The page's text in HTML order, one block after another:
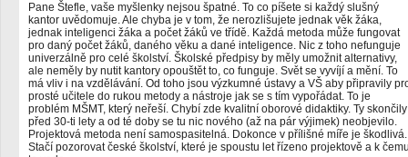
Pane Štefle, vaše myšlenky nejsou špatné. To co píšete si každý slušný
kantor uvědomuje. Ale chyba je v tom, že nerozlišujete jednak věk žáka,
jednak inteligenci žáka a počet žáků ve třídě. Každá metoda může fungovat
pro daný počet žáků, daného věku a dané inteligence. Nic z toho nefunguje
univerzálně pro celé školství. Školské předpisy by měly umožnit alternativy,
ale neměly by nutit kantory opouštět to, co funguje. Svět se vyvíjí a mění. To
má vliv i na vzdělávání. Od toho jsou výzkumné ústavy a VŠ aby připravily
prosté učitele do rukou metody a nástroje jak se s tím vypořádat. To je
problém MŠMT, který neřeší. Chybí zde kvalitní oborové didaktiky. Ty skončily
před 30-ti lety a od té doby se tu nic nového (až na pár výjimek) neobjevilo.
Projektová metoda není samospasitelná. Dokonce v přílišné míře je škodlivá.
Stačí pozorovat české školství, které je spoustu let řízeno projektově a k